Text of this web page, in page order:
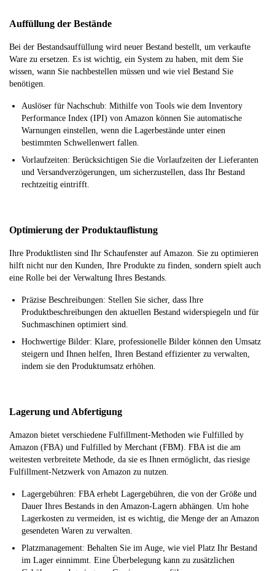
Auffüllung der Bestände
Bei der Bestandsauffüllung wird neuer Bestand bestellt, um verkaufte
Ware zu ersetzen. Es ist wichtig, ein System zu haben, mit dem Sie
wissen, wann Sie nachbestellen müssen und wie viel Bestand Sie
benötigen.
Auslöser für Nachschub: Mithilfe von Tools wie dem Inventory
Performance Index (IPI) von Amazon können Sie automatische
Warnungen einstellen, wenn die Lagerbestände unter einen
bestimmten Schwellenwert fallen.
Vorlaufzeiten: Berücksichtigen Sie die Vorlaufzeiten der Lieferanten
und Versandverzögerungen, um sicherzustellen, dass Ihr Bestand
rechtzeitig eintrifft.
Optimierung der Produktauflistung
Ihre Produktlisten sind Ihr Schaufenster auf Amazon. Sie zu optimieren
hilft nicht nur den Kunden, Ihre Produkte zu finden, sondern spielt auch
eine Rolle bei der Verwaltung Ihres Bestands.
Präzise Beschreibungen: Stellen Sie sicher, dass Ihre
Produktbeschreibungen den aktuellen Bestand widerspiegeln und für
Suchmaschinen optimiert sind.
Hochwertige Bilder: Klare, professionelle Bilder können den Umsatz
steigern und Ihnen helfen, Ihren Bestand effizienter zu verwalten,
indem sie den Produktumsatz erhöhen.
Lagerung und Abfertigung
Amazon bietet verschiedene Fulfillment-Methoden wie Fulfilled by
Amazon (FBA) und Fulfilled by Merchant (FBM). FBA ist die am
weitesten verbreitete Methode, da sie es Ihnen ermöglicht, das riesige
Fulfillment-Netzwerk von Amazon zu nutzen.
Lagergebühren: FBA erhebt Lagergebühren, die von der Größe und
Dauer Ihres Bestands in den Amazon-Lagern abhängen. Um hohe
Lagerkosten zu vermeiden, ist es wichtig, die Menge der an Amazon
gesendeten Waren zu verwalten.
Platzmanagement: Behalten Sie im Auge, wie viel Platz Ihr Bestand
im Lager einnimmt. Eine Überbelegung kann zu zusätzlichen